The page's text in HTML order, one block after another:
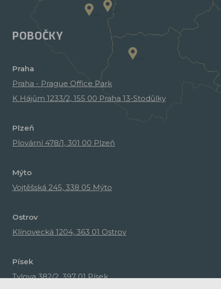
POBOČKY
Praha
Praha - Prague Office Park
K Hájům 1233/2, 155 00 Praha 13-Stodůlky
Plzeň
Plovární 478/1, 301 00 Plzeň
Mýto
Vojtěšská 245, 338 05 Mýto
Ostrov
Klínovecká 1204, 363 01 Ostrov
Písek
Tylova 382/2, 397 01 Písek